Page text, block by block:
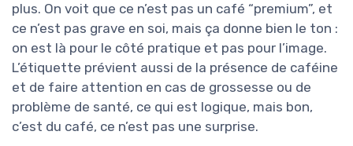
plus. On voit que ce n’est pas un café “premium”, et
ce n’est pas grave en soi, mais ça donne bien le ton :
on est là pour le côté pratique et pas pour l’image.
L’étiquette prévient aussi de la présence de caféine
et de faire attention en cas de grossesse ou de
problème de santé, ce qui est logique, mais bon,
c’est du café, ce n’est pas une surprise.